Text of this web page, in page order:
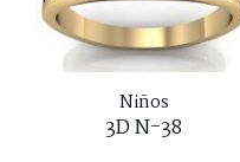
Niños
3D N-38